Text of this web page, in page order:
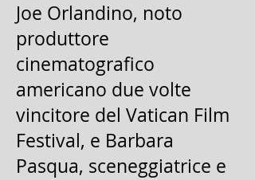
Joe Orlandino, noto
produttore
cinematografico
americano due volte
vincitore del Vatican Film
Festival, e Barbara
Pasqua, sceneggiatrice e